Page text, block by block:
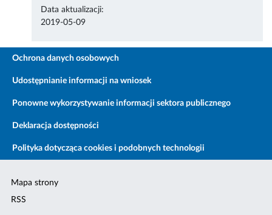
Data aktualizacji:
2019-05-09
Ochrona danych osobowych
Udostępnianie informacji na wniosek
Ponowne wykorzystywanie informacji sektora publicznego
Deklaracja dostępności
Polityka dotycząca cookies i podobnych technologii
Mapa strony
RSS